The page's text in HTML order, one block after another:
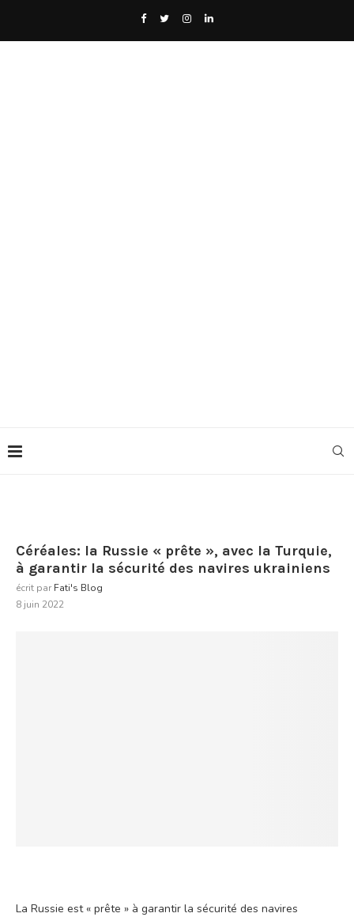
Céréales: la Russie « prête », avec la Turquie,
à garantir la sécurité des navires ukrainiens
écrit par Fati's Blog
8 juin 2022
La Russie est « prête » à garantir la sécurité des navires